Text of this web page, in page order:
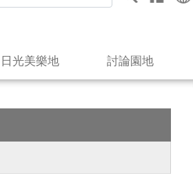
日光美樂地 討論園地